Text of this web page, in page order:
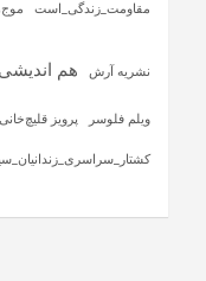
مقاومت_زندگی_است
نشریه آرش هم
ویلم فلوسر پرویز قلیچ‌خانی